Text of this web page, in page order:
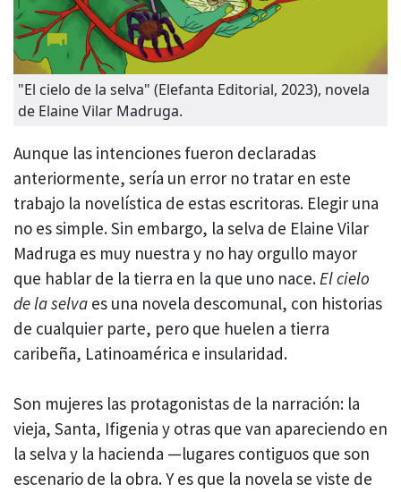
"El cielo de la selva" (Elefanta Editorial, 2023), novela
de Elaine Vilar Madruga.
Aunque las intenciones fueron declaradas
anteriormente, sería un error no tratar en este
trabajo la novelística de estas escritoras. Elegir una
no es simple. Sin embargo, la selva de Elaine Vilar
Madruga es muy nuestra y no hay orgullo mayor
que hablar de la tierra en la que uno nace. El cielo
de la selva es una novela descomunal, con historias
de cualquier parte, pero que huelen a tierra
caribeña, Latinoamérica e insularidad.
Son mujeres las protagonistas de la narración: la
vieja, Santa, Ifigenia y otras que van apareciendo en
la selva y la hacienda —lugares contiguos que son
escenario de la obra. Y es que la novela se viste de